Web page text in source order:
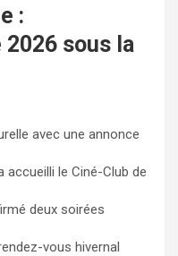
:
2026 sous la
avec une annonce
accueilli le Ciné-Club de
deux soirées
vous hivernal